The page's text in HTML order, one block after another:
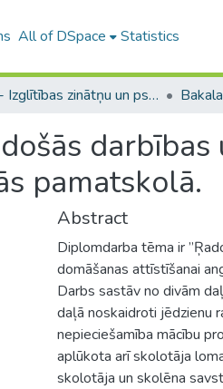
All of DSpace Statistics
A -- Izglītības zinātņu un psiholoģijas fakultāte / Faculty of Education Sciences and Psychology
pamatskolā.
Abstract
Diplomdarba tēma ir
domāšanas attīstīšanai
Darbs sastāv no divām
daļā noskaidroti jēdzienu
nepieciešamība mācību
aplūkota arī skolotāja
skolotāja un skolēna